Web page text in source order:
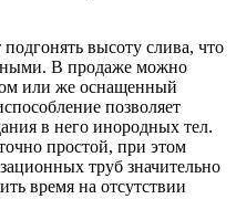
высоту слива, что
В продаже можно
или же оснащенный
позволяет
в него инородных тел.
простой, при этом
труб значительно
время на отсутствии